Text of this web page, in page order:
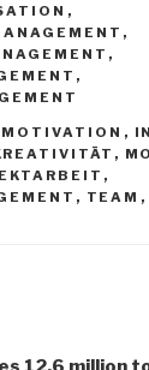
,
,
,
,
,
,
,
, TEAM ,